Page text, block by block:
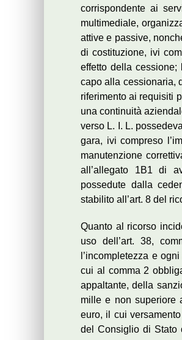
corrispondente ai
multimediale,
attive e passive,
di costituzione, ivi
effetto della
capo alla cessionaria,
riferimento ai requisiti
una continuità
verso L. I. L.
gara, ivi compreso
manutenzione
all’allegato 1B1 di
possedute dalla
stabilito all’art. 8 del
Quanto al ricorso
uso dell’art. 38,
l’incompletezza e
cui al comma 2
appaltante, della
mille e non superiore
euro, il cui
del Consiglio di Stato